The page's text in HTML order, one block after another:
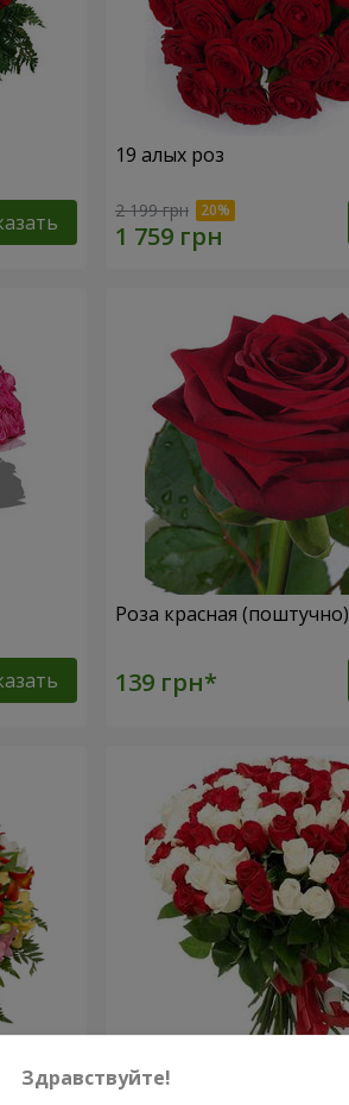
19 алых роз
2 199 грн
Роза красная (поштучно)
101 красная и белая роза
Здравствуйте!